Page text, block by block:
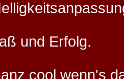
und Erfolg.
cool wenn's